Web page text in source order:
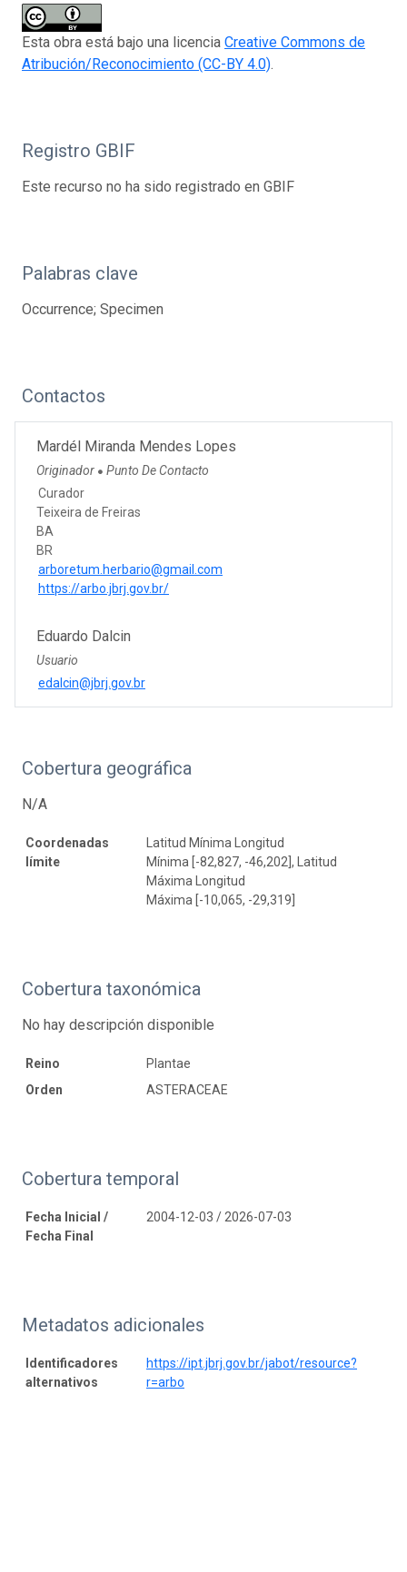
Esta obra está bajo una licencia Creative Commons de
Atribución/Reconocimiento (CC-BY 4.0).
Registro GBIF
Este recurso no ha sido registrado en GBIF
Palabras clave
Occurrence; Specimen
Contactos
Mardél Miranda Mendes Lopes
Originador ● Punto De Contacto
Curador
Teixeira de Freiras
BA
BR
arboretum.herbario@gmail.com
https://arbo.jbrj.gov.br/
Eduardo Dalcin
Usuario
edalcin@jbrj.gov.br
Cobertura geográfica
N/A
Coordenadas
límite
Latitud Mínima Longitud
Mínima [-82,827, -46,202], Latitud
Máxima Longitud
Máxima [-10,065, -29,319]
Cobertura taxonómica
No hay descripción disponible
Reino
Plantae
Orden
ASTERACEAE
Cobertura temporal
Fecha Inicial /
Fecha Final
2004-12-03 / 2026-07-03
Metadatos adicionales
Identificadores
alternativos
https://ipt.jbrj.gov.br/jabot/resource?
r=arbo